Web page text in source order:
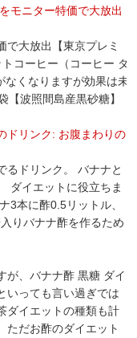
モニター特価で大放出
で大放出【東京プレミ
コーヒー（コーヒー ダ
くなりますが効果は未
【波照間島産黒砂糖】
ドリンク: お腹まわりの
るドリンク。 バナナと
ダイエットに役立ちま
3本に酢0.5リットル、
りバナナ酢を作るため
が、バナナ酢 黒糖 ダイ
いっても言い過ぎでは
ダイエットの種類も計
ただお酢のダイエット